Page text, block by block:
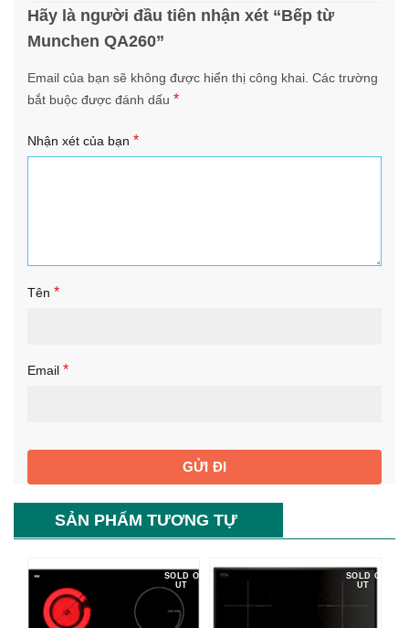
Hãy là người đầu tiên nhận xét “Bếp từ
Munchen QA260”
Email của bạn sẽ không được hiển thị công khai. Các trường
bắt buộc được đánh dấu *
Nhận xét của bạn *
Tên *
Email *
SẢN PHẨM TƯƠNG TỰ
SOLD O
UT
SOLD O
UT